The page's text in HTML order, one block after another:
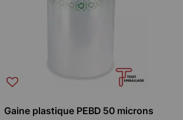
Gaine plastique PEBD 50 microns